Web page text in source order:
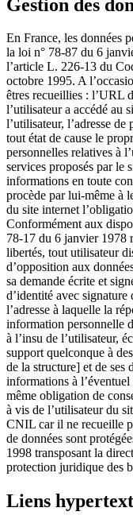
Gestion des
En France, les données
la loi n° 78-87 du 6
l’article L. 226-13 du
octobre 1995. A
êtres recueillies : l’URL
l’utilisateur a accédé au
l’utilisateur, l’adresse
tout état de cause le
personnelles relatives à
services proposés par le
informations en toute
procède par lui-même à
du site internet
Conformément aux
78-17 du 6 janvier 1978
libertés, tout utilisateur
d’opposition aux
sa demande écrite et
d’identité avec
l’adresse à laquelle la
information personnelle
à l’insu de l’utilisateur,
support quelconque à
de la structure] et de ses
informations à
même obligation de
à vis de l’utilisateur du
CNIL car il ne recueille
de données sont
1998 transposant la
protection juridique des
Liens